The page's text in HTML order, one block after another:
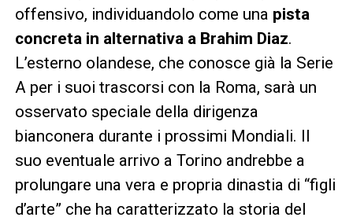
offensivo, individuandolo come una pista
concreta in alternativa a Brahim Diaz.
L’esterno olandese, che conosce già la Serie
A per i suoi trascorsi con la Roma, sarà un
osservato speciale della dirigenza
bianconera durante i prossimi Mondiali. Il
suo eventuale arrivo a Torino andrebbe a
prolungare una vera e propria dinastia di “figli
d’arte” che ha caratterizzato la storia del